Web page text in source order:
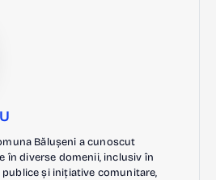
Bălușeni a cunoscut
în diverse domenii, inclusiv în
și inițiative comunitare,